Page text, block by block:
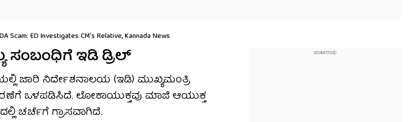
Scam: ED Investigates CM's Relative, Kannada News
ಸಂಬಂಧಿಗೆ ಇಡಿ ಡ್ರಿಲ್​
ಜಾರಿ ನಿರ್ದೇಶನಾಲಯ (ಇಡಿ) ಮುಖ್ಯಮಂತ್ರಿ
ಒಳಪಡಿಸಿದೆ. ಲೋಕಾಯುಕ್ತವು ಮಾಜಿ ಆಯುಕ್ತ
ಚರ್ಚೆಗೆ ಗ್ರಾಸವಾಗಿದೆ.